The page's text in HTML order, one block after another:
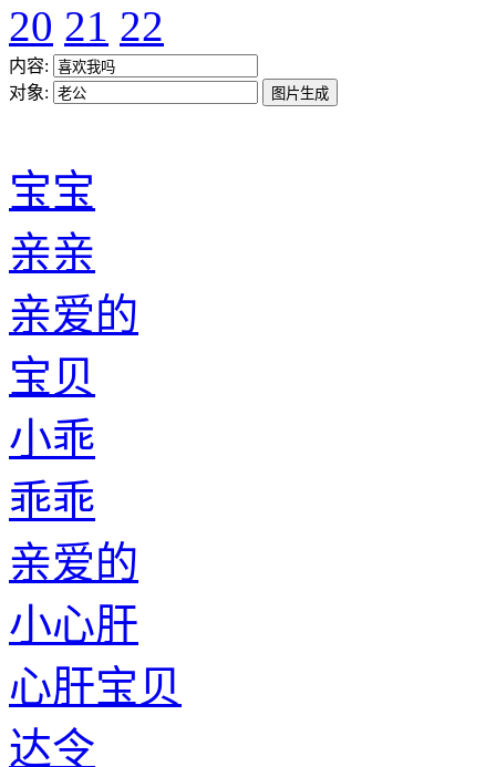
20 21 22
内容:
对象:
宝宝
亲亲
亲爱的
宝贝
小乖
乖乖
亲爱的
小心肝
心肝宝贝
达令